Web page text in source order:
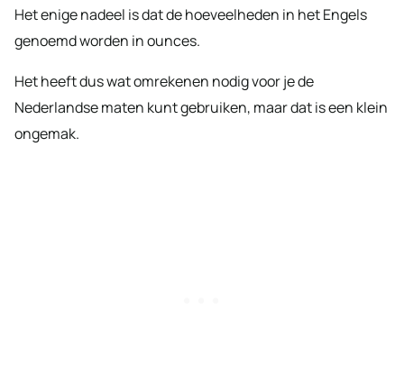
Het enige nadeel is dat de hoeveelheden in het Engels
genoemd worden in ounces.
Het heeft dus wat omrekenen nodig voor je de
Nederlandse maten kunt gebruiken, maar dat is een klein
ongemak.